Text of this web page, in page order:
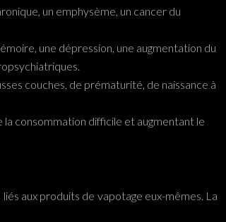
un emphysème, un cancer du
une dépression, une augmentation du
couches, de prématurité, de naissance à
consommation difficile et augmentant le
aux produits de vapotage eux-mêmes. La